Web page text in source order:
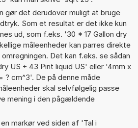
gør det derudover muligt at bruge
Som et resultat er det ikke kun
ud, som f.eks. '30 * 17 Gallon dry
måleenheder kan parres direkte
omregningen. Det kan f.eks. se sådan
US + 43 Pint liquid US' eller '4mm x
? cm^3'. De på denne måde
skal selvfølgelig passe
mening i den pågældende
markør ved siden af 'Tal i